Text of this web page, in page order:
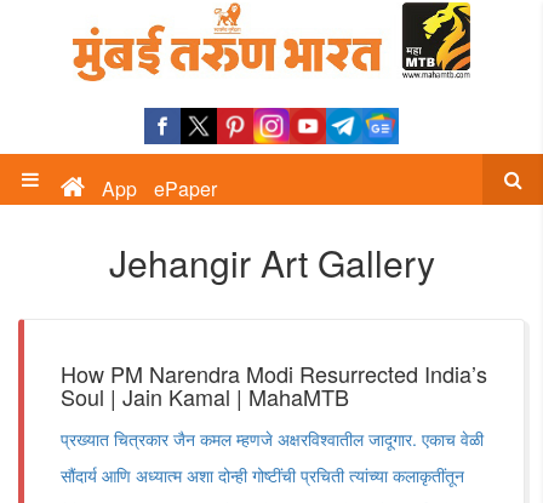
App ePaper
Jehangir Art Gallery
How PM Narendra Modi Resurrected India’s
Soul | Jain Kamal | MahaMTB
प्रख्यात चित्रकार जैन कमल म्हणजे अक्षरविश्वातील जादूगार. एकाच वेळी
सौंदार्य आणि अध्यात्म अशा दोन्ही गोष्टींची प्रचिती त्यांच्या कलाकृतींतून